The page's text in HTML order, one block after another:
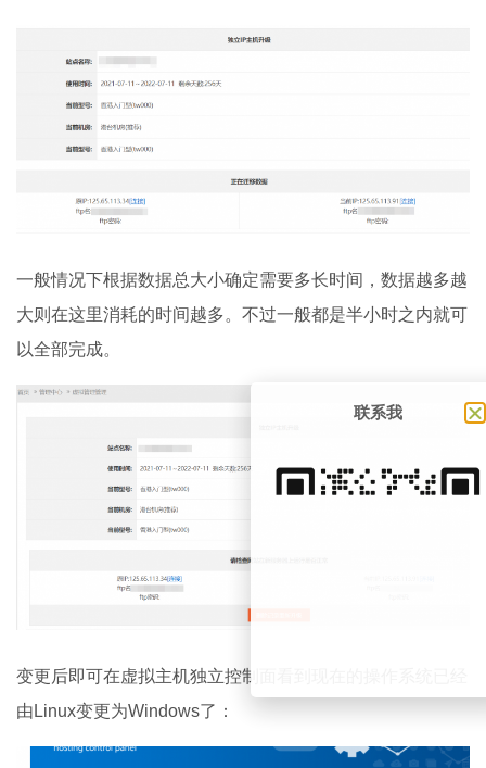
一般情况下根据数据总大小确定需要多长时间，数据越多越
大则在这里消耗的时间越多。不过一般都是半小时之内就可
以全部完成。
变更后即可在虚拟主机独立控制面看到现在的操作系统已经
由Linux变更为Windows了：
联系我